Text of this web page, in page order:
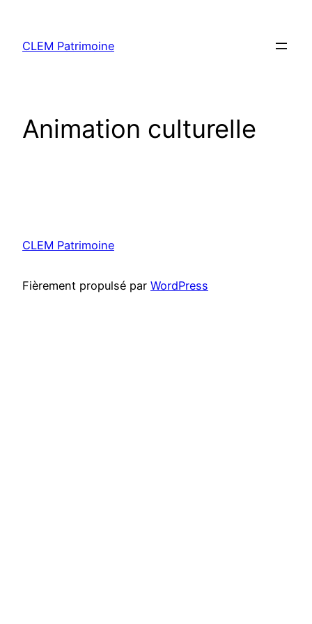
CLEM Patrimoine
Animation culturelle
CLEM Patrimoine
Fièrement propulsé par WordPress